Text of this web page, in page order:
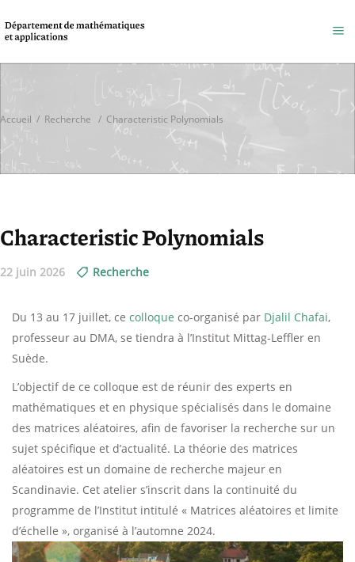
Accueil/ Recherche / Characteristic Polynomials
Characteristic Polynomials
22 juin 2026 Recherche
Du 13 au 17 juillet, ce colloque co-organisé par Djalil Chafai,
professeur au DMA, se tiendra à l’Institut Mittag-Leffler en
Suède.
L’objectif de ce colloque est de réunir des experts en
mathématiques et en physique spécialisés dans le domaine
des matrices aléatoires, afin de favoriser la recherche sur un
sujet spécifique et d’actualité. La théorie des matrices
aléatoires est un domaine de recherche majeur en
Scandinavie. Cet atelier s’inscrit dans la continuité du
programme de l’Institut intitulé « Matrices aléatoires et limite
d’échelle », organisé à l’automne 2024.